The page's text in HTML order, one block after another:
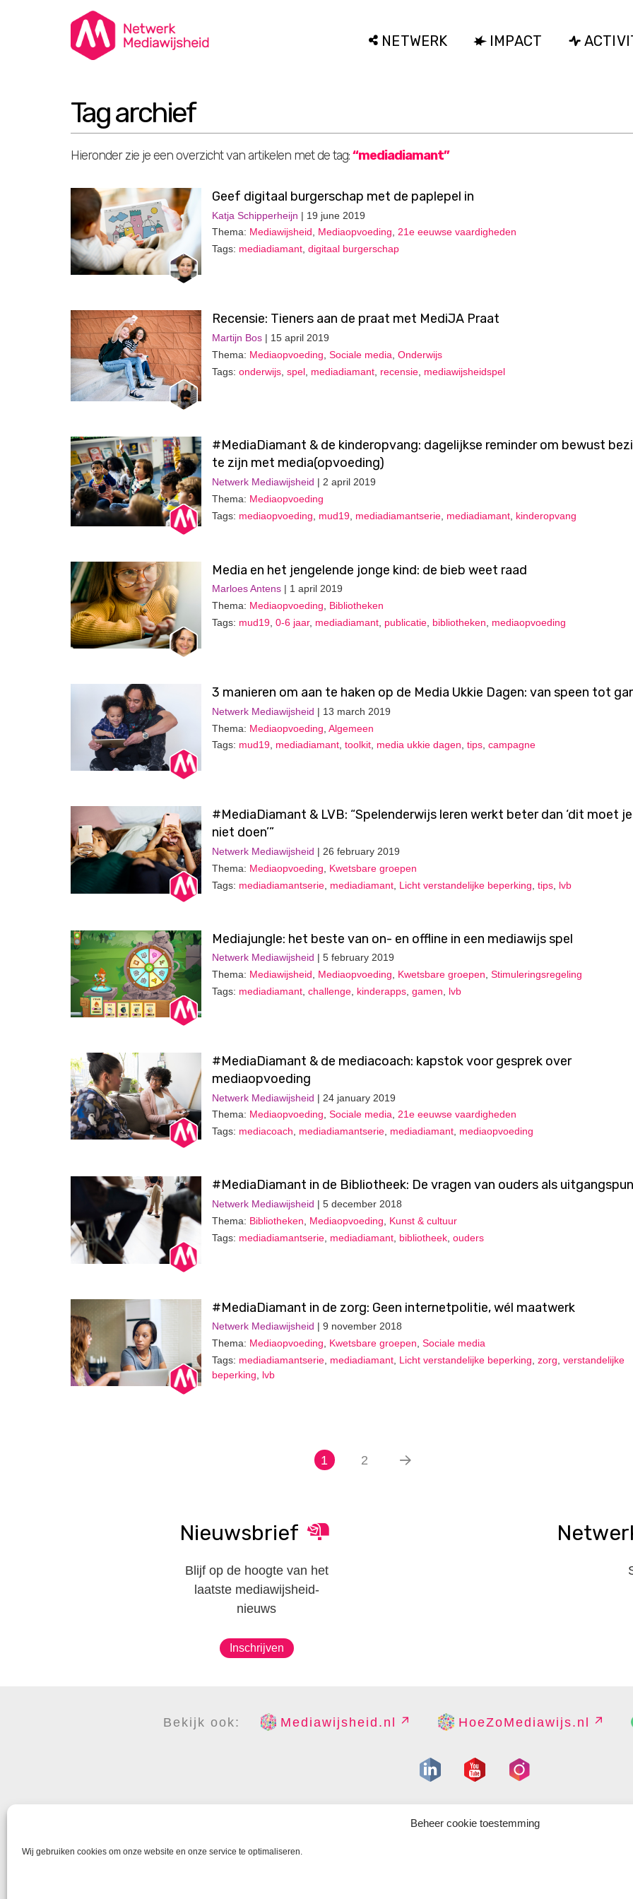
Beheer cookie toestemming
Wij gebruiken cookies om onze website en onze service te optimaliseren.
NETWERK IMPACT
Tag archief
Hieronder zie je een overzicht van artikelen met de tag:“mediadiamant”
Geef digitaal burgerschap met de paplepel in
Katja Schipperheijn | 19 june 2019
Thema: Mediawijsheid, Mediaopvoeding, 21e eeuwse vaardigheden
Tags: mediadiamant, digitaal burgerschap
Recensie: Tieners aan de praat met MediJA Praat
Martijn Bos | 15 april 2019
Thema: Mediaopvoeding Sociale media Onderwijs
Tags: onderwijs spel mediadiamant recensie mediawijsheidspel
#MediaDiamant & de kinderopvang: dagelijkse reminder om bewust
te zijn met media(opvoeding)
Netwerk Mediawijsheid | 2 april 2019
Thema: Mediaopvoeding
Tags: mediaopvoeding mud19 mediadiamantserie mediadiamant kinderopvang
Media en het jengelende jonge kind: de bieb weet raad
Marloes Antens | 1 april 2019
Thema: Mediaopvoeding, Bibliotheken
Tags: mud19 0-6 jaar, mediadiamant publicatie bibliotheken mediaopvoeding
3 manieren om aan te haken op de Media Ukkie Dagen: van speen tot
Netwerk Mediawijsheid | 13 march 2019
Thema: Mediaopvoeding Algemeen
Tags: mud19, mediadiamant, toolkit, media ukkie dagen, tips, campagne
#MediaDiamant & LVB: “Spelenderwijs leren werkt beter dan ‘dit moet je
niet doen’”
Netwerk Mediawijsheid | 26 february 2019
Thema: Mediaopvoeding
Kwetsbare groepen
Tags: mediadiamantserie mediadiamant Licht verstandelijke beperking tips lvb
Mediajungle: het beste van on- en offline in een mediawijs spel
Netwerk Mediawijsheid | 5 february 2019
Thema: Mediawijsheid Mediaopvoeding Kwetsbare groepen Stimuleringsregeling
Tags: mediadiamant challenge kinderapps gamen lvb
#MediaDiamant & de mediacoach: kapstok voor gesprek over
mediaopvoeding
Netwerk Mediawijsheid | 24 january 2019
Thema: Mediaopvoeding, Sociale media, 21e eeuwse vaardigheden
Tags: mediacoach, mediadiamantserie, mediadiamant, mediaopvoeding
#MediaDiamant in de Bibliotheek: De vragen van ouders als
Netwerk Mediawijsheid | 5 december 2018
Thema: Bibliotheken Mediaopvoeding
Kunst & cultuur
Tags: mediadiamantserie mediadiamant bibliotheek ouders
#MediaDiamant in de zorg: Geen internetpolitie, wél maatwerk
Netwerk Mediawijsheid | 9 november 2018
Thema: Mediaopvoeding Kwetsbare groepen Sociale media
Tags: mediadiamantserie mediadiamant Licht verstandelijke beperking zorg verstandelijke
beperking
lvb
1 2
Nieuwsbrief
Blijf op de hoogte van het
laatste mediawijsheid-
nieuws
Inschrijven
Bekijk ook: Mediawijsheid.nl HoeZoMediawijs.nl